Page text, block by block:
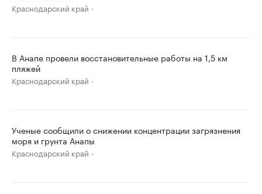
Краснодарский край
В Анапе провели восстановительные работы на 1,5 км
пляжей
Краснодарский край
Ученые сообщили о снижении концентрации загрязнения
моря и грунта Анапы
Краснодарский край